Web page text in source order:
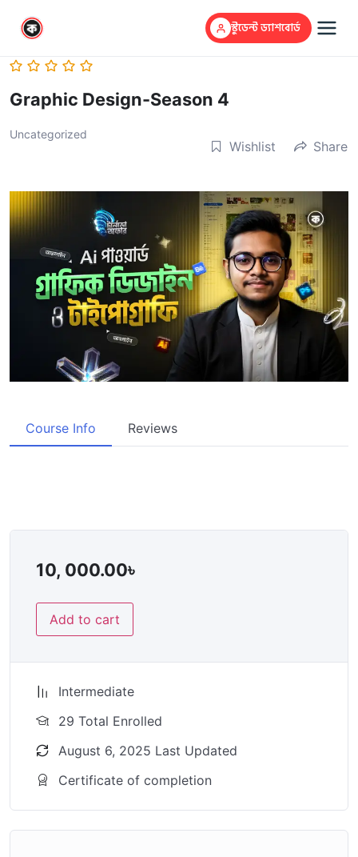
স্টুডেন্ট ড্যাশবোর্ড
Graphic Design-Season 4
Uncategorized
Wishlist Share
Course Info Reviews
10, 000.00৳
Add to cart
Intermediate
29 Total Enrolled
August 6, 2025 Last Updated
Certificate of completion